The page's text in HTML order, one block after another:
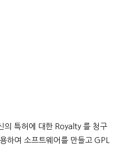
의 특허에 대한 Royalty 를 청구
여 소프트웨어를 만들고 GPL